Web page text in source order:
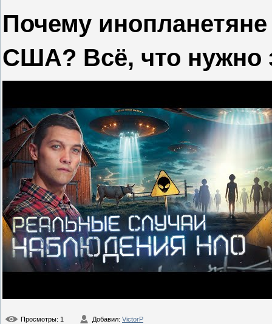
Почему
США? Всё, что нужно
Просмотры: 1 Добавил: VictorP